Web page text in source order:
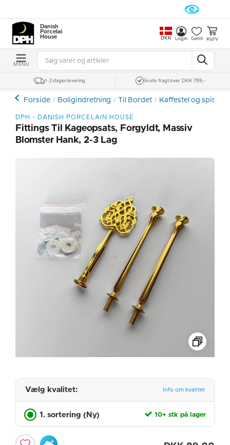
Danish
Porcelain
House
DKK Login Gemt Kurv
MENU
1-2 dages levering Gratis fragt over DKK 799,-
Forside Boligindretning Til Bordet Kaffestel og
DPH - DANISH PORCELAIN HOUSE
Fittings Til Kageopsats, Forgyldt, Massiv
Blomster Hank, 2-3 Lag
Vælg kvalitet: Info om kvalitet
1. sortering (Ny) 10+ stk på lager